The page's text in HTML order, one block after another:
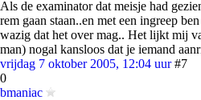
Als de examinator dat meisje had
rem gaan staan..en met een ingreep
wazig dat het over mag.. Het lijkt mij
man) nogal kansloos dat je iemand
vrijdag 7 oktober 2005, 12:04 uur #7
0
bmaniac